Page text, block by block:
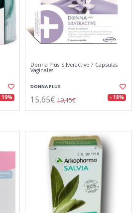
19%
Donna Plus Silveractive 7 Capsulas
Vaginales
DONNA PLUS
15,65€ 19,15€ - 18%